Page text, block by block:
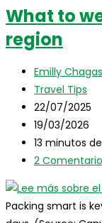
What to
region
Autor
de
la
entrada:
Emilly Chagas
Categoría
de
la
entrada:
Travel Tips
Publicación
de
la
entrada:
22/07/2025
Última
modificación
de
entrada:
19/03/2026
Tiempo
de
13 minutos
Comentarios
la
entrada:
2
Packing smart is